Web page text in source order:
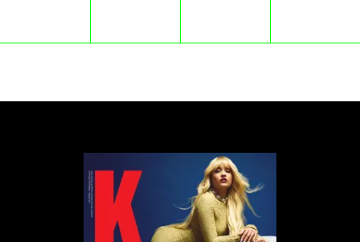
V&A East Storehouse reprezentuje nowatorskie
podejście do dostępności muzealnych zbiorów. W
przeciwieństwie do tradycyjnych archiwów, obiekt
umożliwi zwiedzającym interakcję z kolekcjami w